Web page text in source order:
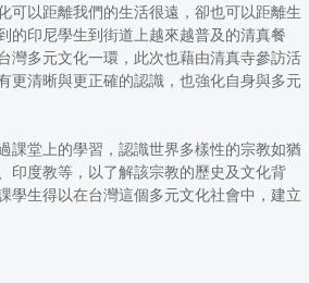
可以距離我們的生活很遠，卻也可以距離生
的印尼學生到街道上越來越普及的清真餐
灣多元文化一環，此次也藉由清真寺參訪活
更清晰與更正確的認識，也強化自身與多元
課堂上的學習，認識世界多樣性的宗教如猶
印度教等，以了解該宗教的歷史及文化背
學生得以在台灣這個多元文化社會中，建立